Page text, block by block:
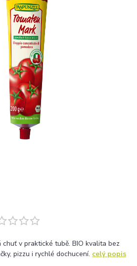
v praktické tubě. BIO kvalita bez
pizzu i rychlé dochucení. celý popis